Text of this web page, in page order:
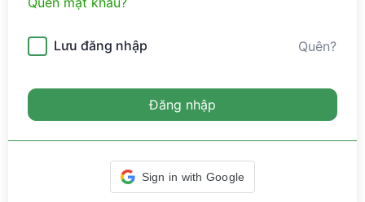
Lưu đăng nhập Quên?
Đăng nhập
Sign in with Google